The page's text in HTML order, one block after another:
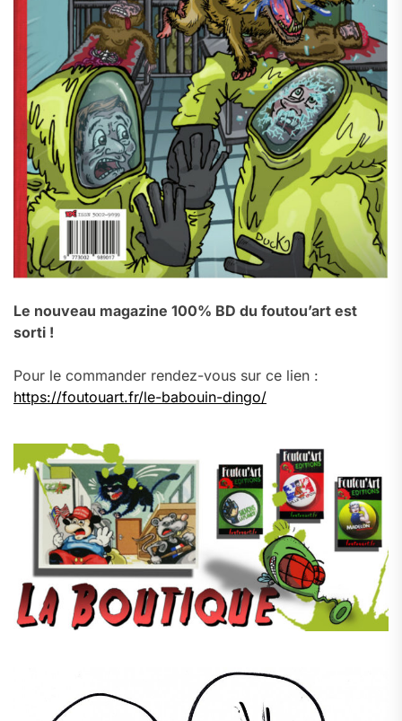
Le nouveau magazine 100% BD du foutou’art est
sorti !
Pour le commander rendez-vous sur ce lien :
https://foutouart.fr/le-babouin-dingo/